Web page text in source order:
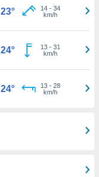
23° 14- 34
km/h
24° 13- 31
km/h
24° 13- 28
km/h